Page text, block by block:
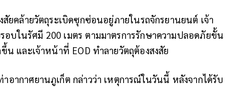
ยคล้ายวัตถุระเบิดซุกซ่อนอยู่ภายในรถจักรยานยนต์ เจ้า
บในรัศมี 200 เมตร ตามมาตรการรักษาความปลอดภัยขั้น
และเจ้าหน้าที่ EOD ทำลายวัตถุต้องสงสัย
ากาศยานภูเก็ต กล่าวว่า เหตุการณ์ในวันนี้ หลังจากได้รับ